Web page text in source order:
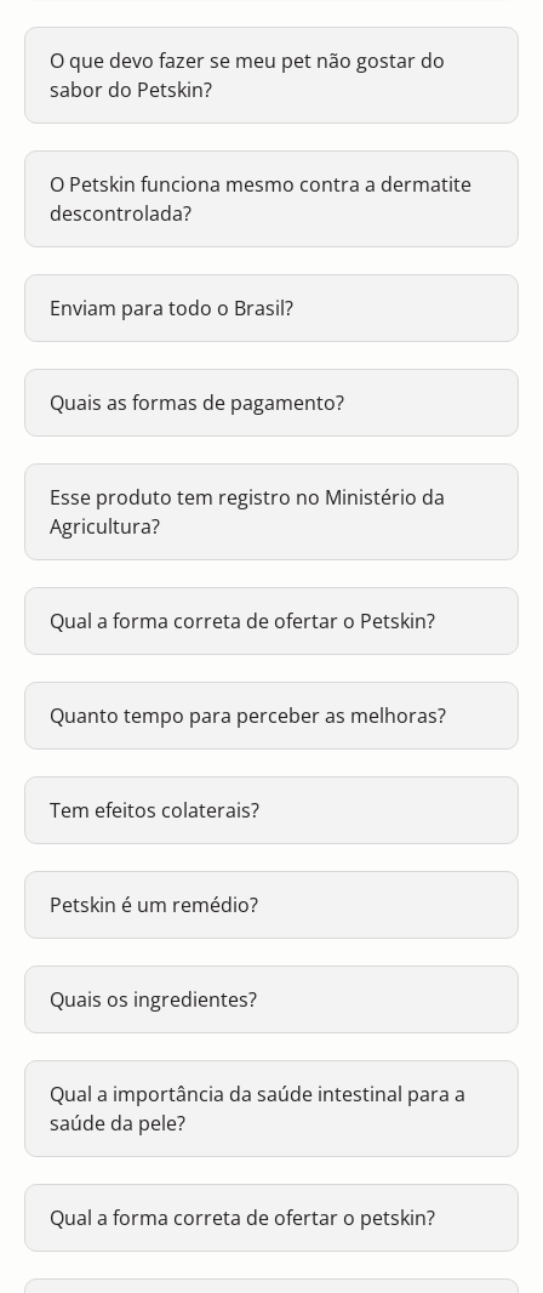
O que devo fazer se meu pet não gostar do
sabor do Petskin?
O Petskin funciona mesmo contra a dermatite
descontrolada?
Enviam para todo o Brasil?
Quais as formas de pagamento?
Esse produto tem registro no Ministério da
Agricultura?
Qual a forma correta de ofertar o Petskin?
Quanto tempo para perceber as melhoras?
Tem efeitos colaterais?
Petskin é um remédio?
Quais os ingredientes?
Qual a importância da saúde intestinal para a
saúde da pele?
Qual a forma correta de ofertar o petskin?